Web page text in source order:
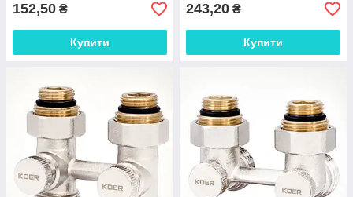
152,50 ₴
Купити
243,20 ₴
Купити